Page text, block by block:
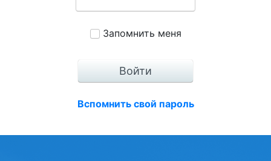
Запомнить меня
Вспомнить свой пароль